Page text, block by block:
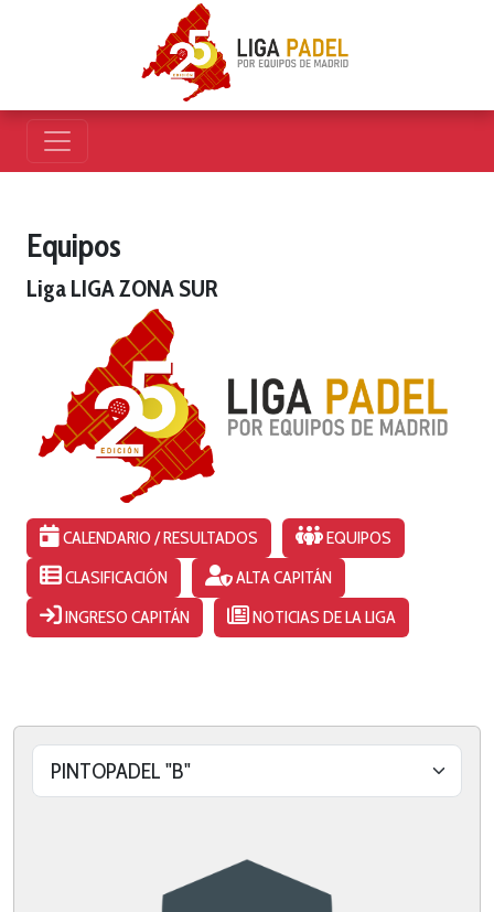
Equipos
Liga LIGA ZONA SUR
CALENDARIO / RESULTADOS
EQUIPOS
CLASIFICACIÓN
ALTA CAPITÁN
INGRESO CAPITÁN
NOTICIAS DE LA LIGA